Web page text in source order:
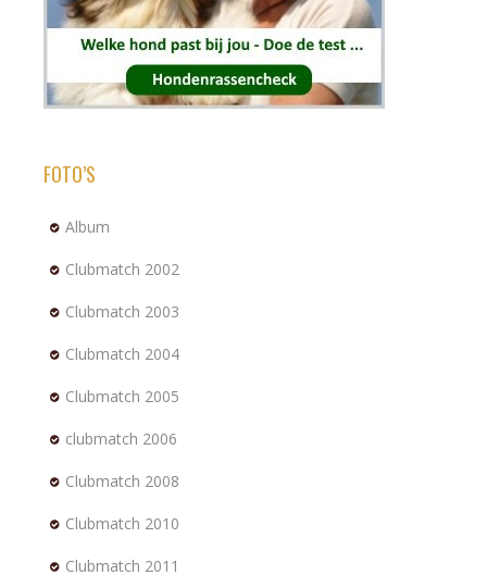
FOTO’S
Album
Clubmatch 2002
Clubmatch 2003
Clubmatch 2004
Clubmatch 2005
clubmatch 2006
Clubmatch 2008
Clubmatch 2010
Clubmatch 2011